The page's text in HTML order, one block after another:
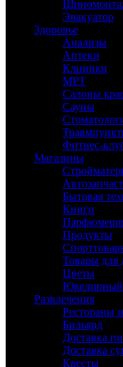
Эвакуатор
Здоровье
Анализы
Аптеки
Клиники
МРТ
Салоны
Сауны
Фитнес-
Магазины
Бытовая
Книги
Продукты
Товары для
Цветы
Ювелирный
Развлечения
Рестораны
Бильярд
Доставка
Доставка
Квесты